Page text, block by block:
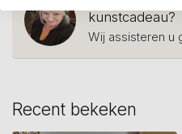
kunstcadeau?
Wij assisteren u
Recent bekeken